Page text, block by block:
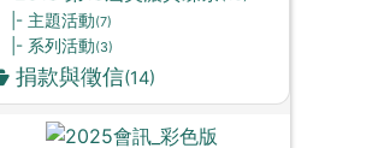
|- 主題活動(7)
|- 系列活動(3)
捐款與徵信(14)